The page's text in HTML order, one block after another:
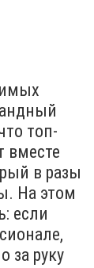
топ-
вместе
в разы
На этом
если
за руку